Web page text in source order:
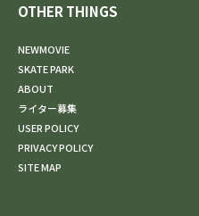
OTHER THINGS
NEWMOVIE
SKATE PARK
ABOUT
ライター募集
USER POLICY
PRIVACY POLICY
SITE MAP